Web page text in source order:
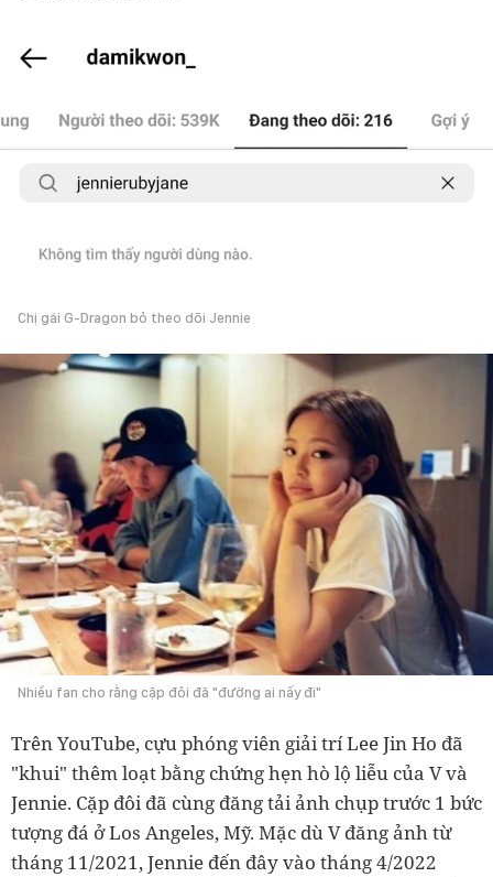
Chị gái G-Dragon bỏ theo dõi Jennie
Nhiều fan cho rằng cặp đôi đã "đường ai nấy đi"
Trên YouTube, cựu phóng viên giải trí Lee Jin Ho đã
"khui" thêm loạt bằng chứng hẹn hò lộ liễu của V và
Jennie. Cặp đôi đã cùng đăng tải ảnh chụp trước 1 bức
tượng đá ở Los Angeles, Mỹ. Mặc dù V đăng ảnh từ
tháng 11/2021, Jennie đến đây vào tháng 4/2022